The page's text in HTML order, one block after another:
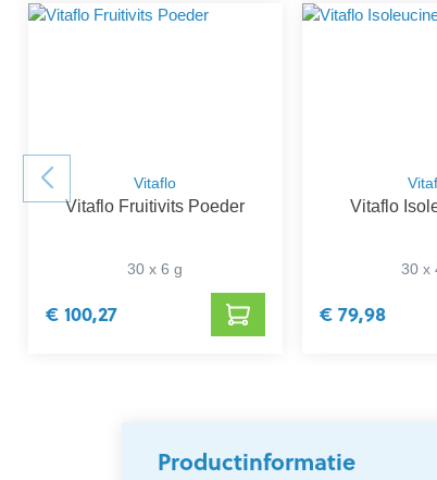
Vitaflo
Vitaflo Fruitivits Poeder
30 x 6 g
€ 100,27
Vitaflo
30 x
€ 79,98
Productinformatie